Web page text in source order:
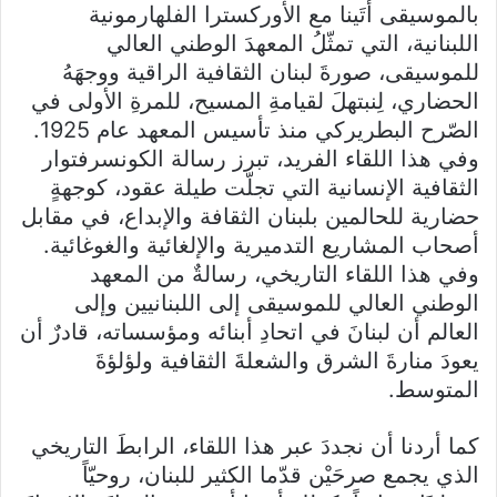
بالموسيقى أتَينا مع الأوركسترا الفلهارمونية
اللبنانية، التي تمثّلُ المعهدَ الوطني العالي
للموسيقى، صورةَ لبنان الثقافية الراقية ووجهَهُ
الحضاري، لِنبتهلَ لقيامةِ المسيح، للمرةِ الأولى في
الصّرح البطريركي منذ تأسيس المعهد عام 1925.
وفي هذا اللقاء الفريد، تبرز رسالة الكونسرفتوار
الثقافية الإنسانية التي تجلّت طيلة عقود، كوجهةٍ
حضارية للحالمين بلبنان الثقافة والإبداع، في مقابل
أصحاب المشاريع التدميرية والإلغائية والغوغائية.
وفي هذا اللقاء التاريخي، رسالةٌ من المعهد
الوطني العالي للموسيقى إلى اللبنانيين وإلى
العالم أن لبنانَ في اتحادِ أبنائه ومؤسساته، قادرٌ أن
يعودَ منارةَ الشرق والشعلةَ الثقافية ولؤلؤةَ
المتوسط.
كما أردنا أن نجددَ عبر هذا اللقاء، الرابطَ التاريخي
الذي يجمع صرحَيْن قدّما الكثير للبنان، روحيّاً